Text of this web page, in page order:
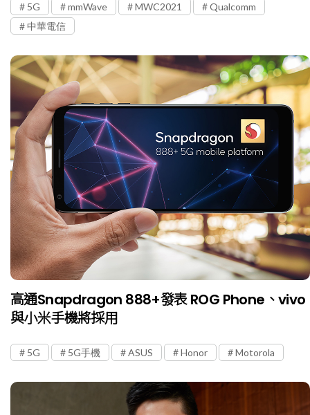
5G mmWave MWC2021
Qualcomm
中華電信
高通Snapdragon 888+發表 ROG Phone、vivo
與小米手機將採用
5G 5G手機 ASUS Honor Motorola